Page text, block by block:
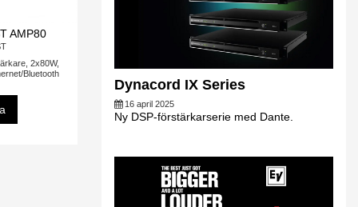
AMP80
2x80W,
Bluetooth
Dynacord IX Series
16 april 2025
Ny DSP-förstärkarserie med Dante.